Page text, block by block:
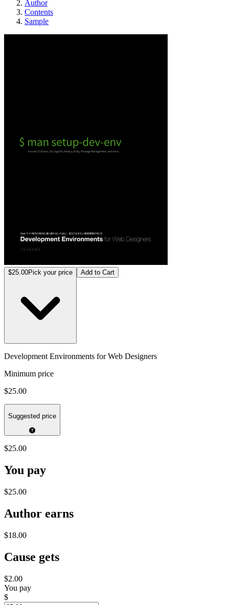
Author
Contents
Sample
$25.00Pick your price Add to Cart
Development Environments for Web Designers
Minimum price
$25.00
Suggested price
$25.00
You pay
$25.00
Author earns
$18.00
Cause gets
$2.00
You pay
$